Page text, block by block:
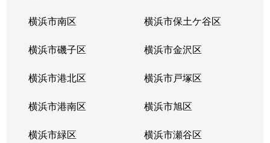
横浜市南区 横浜市保土ケ谷区
横浜市磯子区 横浜市金沢区
横浜市港北区 横浜市戸塚区
横浜市港南区 横浜市旭区
横浜市緑区 横浜市瀬谷区